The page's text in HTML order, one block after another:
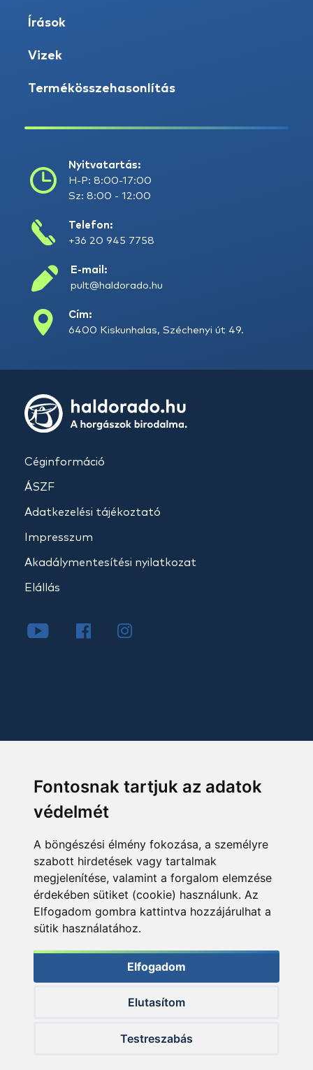
Fontosnak tartjuk az adatok
védelmét
A böngészési élmény fokozása, a személyre
szabott hirdetések vagy tartalmak
megjelenítése, valamint a forgalom elemzése
érdekében sütiket (cookie) használunk. Az
Elfogadom gombra kattintva hozzájárulhat a
sütik használatához.
Elfogadom
Elutasítom
Testreszabás
Írások
Vizek
Termékösszehasonlítás
Nyitvatartás:
H-P: 8:00-17:00
Sz: 8:00 - 12:00
Telefon:
+36 20 945 7758
E-mail:
pult@haldorado.hu
Cím:
6400 Kiskunhalas, Széchenyi út 49.
Céginformáció
ÁSZF
Adatkezelési tájékoztató
Impresszum
Akadálymentesítési nyilatkozat
Elállás